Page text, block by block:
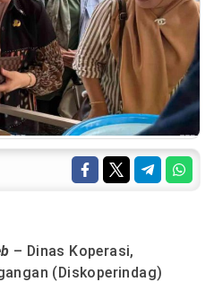
– Dinas Koperasi,
(Diskoperindag)